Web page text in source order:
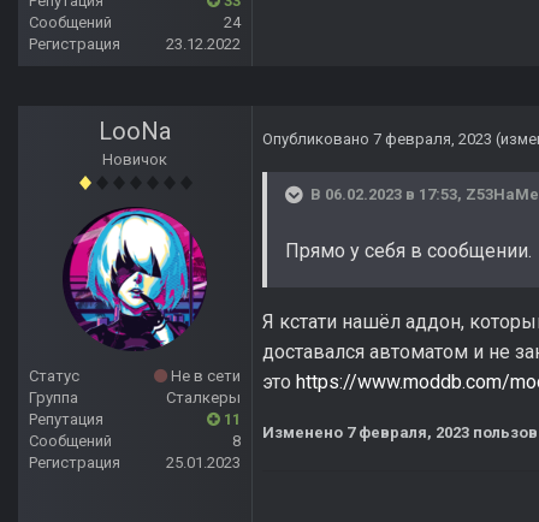
Сообщений
24
Регистрация
23.12.2022
LooNa
Новичок
Статус
Не в сети
Группа
Сталкеры
Репутация
11
Сообщений
8
Регистрация
25.01.2023
Опубликовано 7 февраля, 2023
В 06.02.2023 в 17:53,
Прямо у себя в сообщении.
Я кстати нашёл аддон,
доставался автоматом и не
это https://www.moddb.com/
Изменено 7 февраля, 2023